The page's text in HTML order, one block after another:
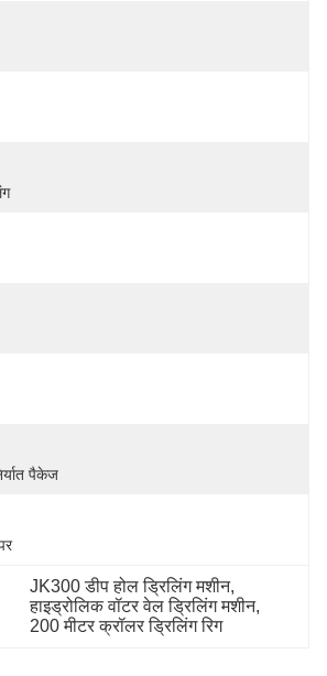
पैकेज
JK300 डीप होल ड्रिलिंग मशीन,
हाइड्रोलिक वॉटर वेल ड्रिलिंग मशीन,
200 मीटर क्रॉलर ड्रिलिंग रिग